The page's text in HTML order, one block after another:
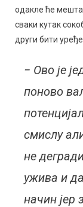
одакле ће
сваки кутак
други бити
− Ово је
поново
смислу
не
ужива и
начин јер